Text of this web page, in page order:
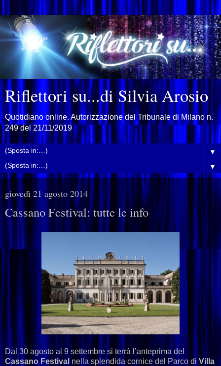
Riflettori su...di Silvia Arosio
Quotidiano online. Autorizzazione del Tribunale di Milano n.
249 del 21/11/2019
▼
▼
giovedì 21 agosto 2014
Cassano Festival: tutte le info
Dal 30 agosto al 9 settembre si terrà l’anteprima del
Cassano Festival nella splendida cornice del Parco di Villa